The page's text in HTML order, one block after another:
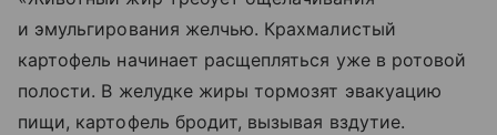
и эмульгирования желчью. Крахмалистый
картофель начинает расщепляться уже в ротовой
полости. В желудке жиры тормозят эвакуацию
пищи, картофель бродит, вызывая вздутие.